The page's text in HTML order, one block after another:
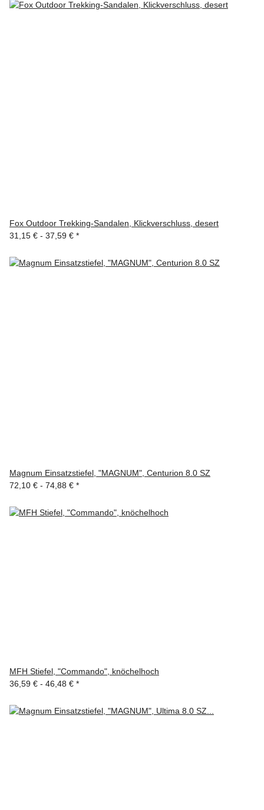
Fox Outdoor Trekking-Sandalen, Klickverschluss, desert
31,15 € - 37,59 € *
Magnum Einsatzstiefel, "MAGNUM", Centurion 8.0 SZ
72,10 € - 74,88 € *
MFH Stiefel, "Commando", knöchelhoch
36,59 € - 46,48 € *